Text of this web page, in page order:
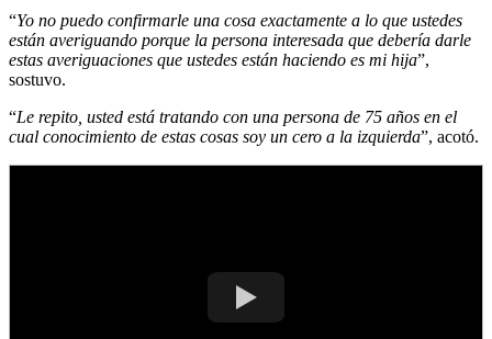
“Yo no puedo confirmarle una cosa exactamente a lo que ustedes
están averiguando porque la persona interesada que debería darle
estas averiguaciones que ustedes están haciendo es mi hija”,
sostuvo.
“Le repito, usted está tratando con una persona de 75 años en el
cual conocimiento de estas cosas soy un cero a la izquierda”, acotó.